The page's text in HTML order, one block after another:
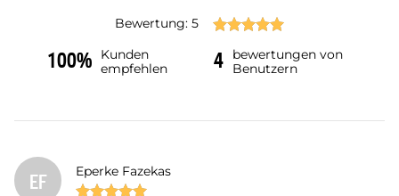
Bewertung: 5
100%
Kunden
empfehlen
4
bewertungen von
Benutzern
EF Eperke Fazekas